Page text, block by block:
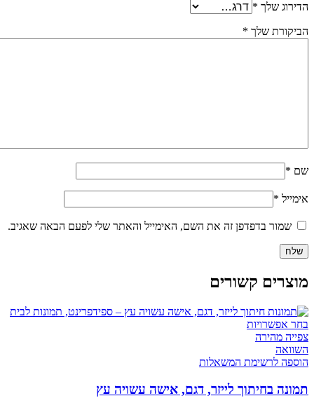
הדירוג שלך *
הביקורת שלך *
שם *
אימייל *
שמור בדפדפן זה את השם, האימייל והאתר שלי לפעם הבאה שאגיב.
מוצרים קשורים
בחר אפשרויות
מספר
ניתן
לבחור
צפייה מהירה
השוואה
הוספה לרשימת המשאלות
תמונה בחיתוך לייזר, דגם, אישה עשויה עץ